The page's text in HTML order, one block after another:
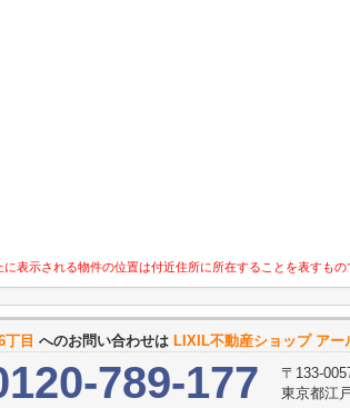
表示される物件の位置は付近住所に所在することを表すも
丁目 へのお問い合わせは LIXIL不動産ショップ アー
789-177
〒133-
東京都江